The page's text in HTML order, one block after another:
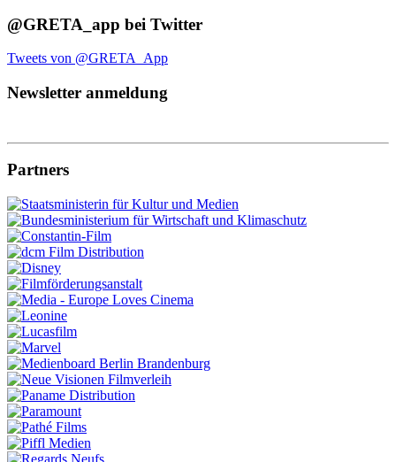
@GRETA_app bei Twitter
Tweets von @GRETA_App
Newsletter anmeldung
Partners